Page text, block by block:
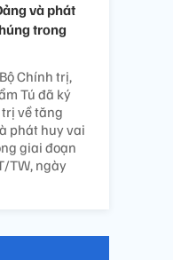
và phát
trong
Chính trị,
Tú đã ký
về tăng
phát huy vai
giai đoạn
TW, ngày